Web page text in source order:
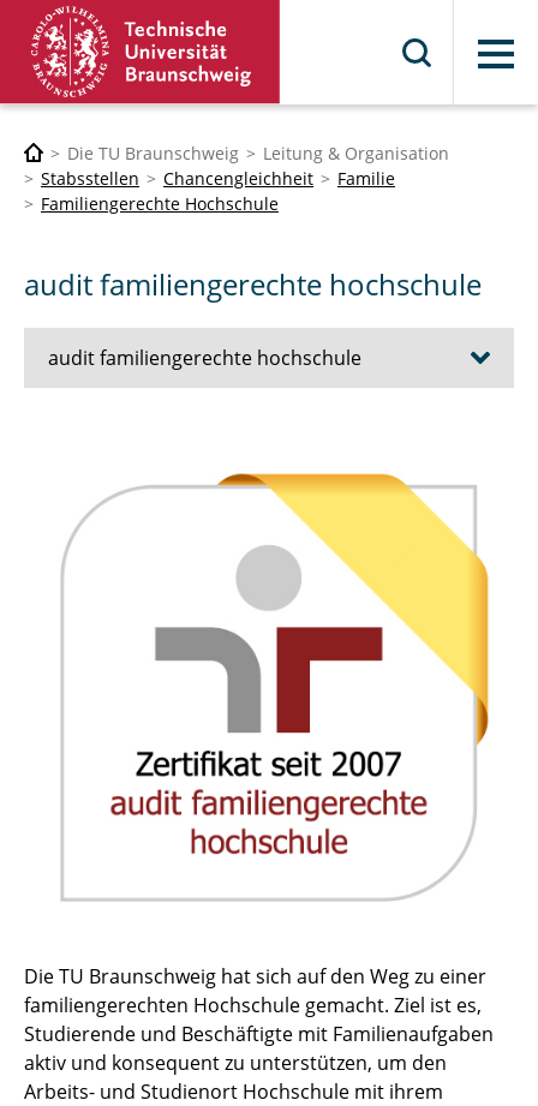
Menü
Die TU Braunschweig
Leitung & Organisation
Stabsstellen
Chancengleichheit
Familie
Familiengerechte Hochschule
audit familiengerechte hochschule
audit familiengerechte hochschule
Die TU Braunschweig hat sich auf den Weg zu einer
familiengerechten Hochschule gemacht. Ziel ist es,
Studierende und Beschäftigte mit Familienaufgaben
aktiv und konsequent zu unterstützen, um den
Arbeits- und Studienort Hochschule mit ihrem